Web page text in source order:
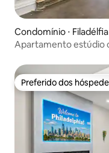
Condomínio ⋅ Filadélfia
Apartamento estúdio
Preferido dos
Preferido dos